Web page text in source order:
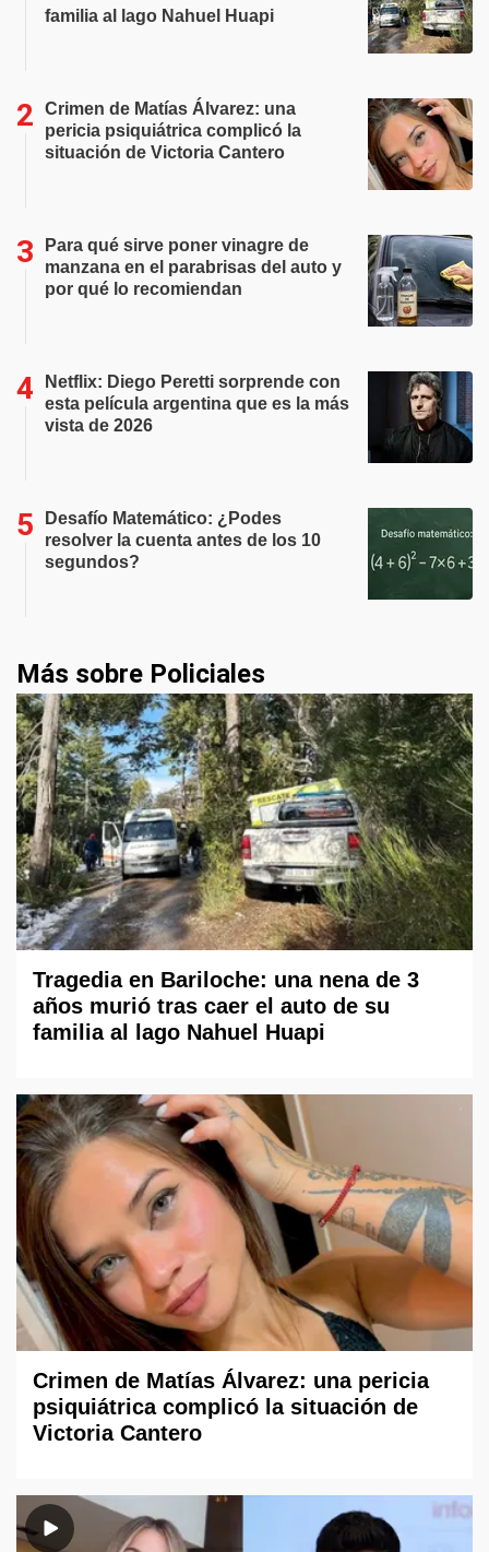
familia al lago Nahuel Huapi
Crimen de Matías Álvarez: una
pericia psiquiátrica complicó la
situación de Victoria Cantero
Para qué sirve poner vinagre de
manzana en el parabrisas del auto y
por qué lo recomiendan
Netflix: Diego Peretti sorprende con
esta película argentina que es la más
vista de 2026
Desafío Matemático: ¿Podes
resolver la cuenta antes de los 10
segundos?
Más sobre Policiales
Tragedia en Bariloche: una nena de 3
años murió tras caer el auto de su
familia al lago Nahuel Huapi
Crimen de Matías Álvarez: una pericia
psiquiátrica complicó la situación de
Victoria Cantero